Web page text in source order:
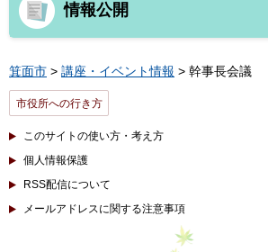
情報公開
箕面市 > 講座・イベント情報 > 幹事長会議
市役所への行き方
このサイトの使い方・考え方
個人情報保護
RSS配信について
メールアドレスに関する注意事項